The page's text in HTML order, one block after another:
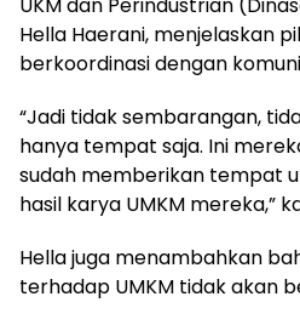
UKM dan Perindustrian
Hella Haerani, menjelaskan
berkoordinasi dengan
“Jadi tidak sembarangan,
hanya tempat saja. Ini
sudah memberikan tempat
hasil karya UMKM mereka,”
Hella juga menambahkan
terhadap UMKM tidak akan